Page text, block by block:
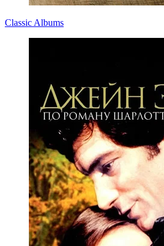
Classic Albums